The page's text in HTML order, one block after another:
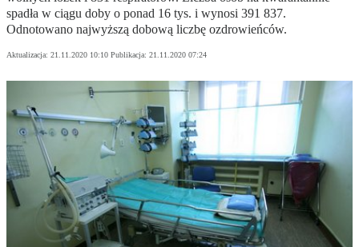
spadła w ciągu doby o ponad 16 tys. i wynosi 391 837.
Odnotowano najwyższą dobową liczbę ozdrowieńców.
Aktualizacja: 21.11.2020 10:10 Publikacja: 21.11.2020 07:24